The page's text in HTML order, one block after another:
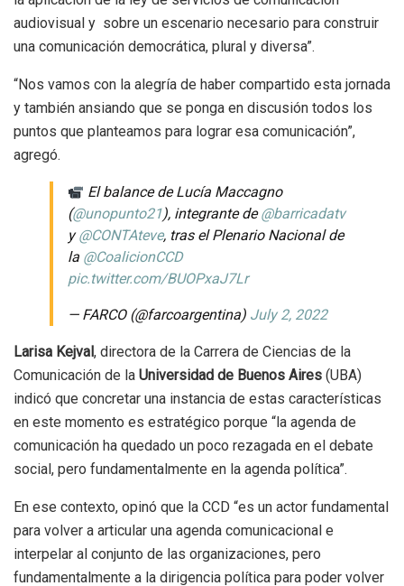
audiovisual y sobre un escenario necesario para construir
una comunicación democrática, plural y diversa”.
“Nos vamos con la alegría de haber compartido esta jornada
y también ansiando que se ponga en discusión todos los
puntos que planteamos para lograr esa comunicación”,
agregó.
El balance de Lucía Maccagno
(@unopunto21), integrante de@barricadatv
y@CONTAteve, tras el Plenario Nacional de
la @CoalicionCCD
pic.twitter.com/BUOPxaJ7Lr
— FARCO (@farcoargentina) July 2, 2022
Larisa Kejval , directora de la Carrera de Ciencias de la
Comunicación de la Universidad de Buenos Aires (UBA)
indicó que concretar una instancia de estas características
en este momento es estratégico porque “la agenda de
comunicación ha quedado un poco rezagada en el debate
social, pero fundamentalmente en la agenda política”.
En ese contexto, opinó que la CCD “es un actor fundamental
para volver a articular una agenda comunicacional e
interpelar al conjunto de las organizaciones, pero
fundamentalmente a la dirigencia política para poder volver